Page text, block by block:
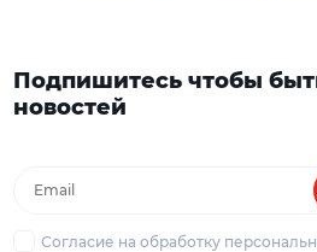
Подпишитесь чтобы
новостей
Согласие на обработку